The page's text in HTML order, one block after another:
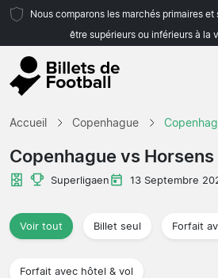
Nous comparons les marchés primaires
être supérieurs ou inférieurs à la
Accueil Copenhague
Copenhague vs Horsens
Superligaen 13 Septembre
Voir tout Billet seul Forfait
Forfait avec hôtel & vol